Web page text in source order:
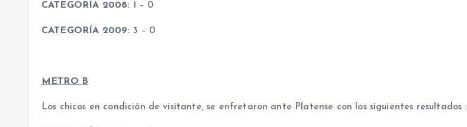
CATEGORÍA 2008: 1 – 0
CATEGORÍA 2009: 3 – 0
METRO B
Los chicos en condición de visitante, se enfretaron ante Platense con los siguientes resultados :